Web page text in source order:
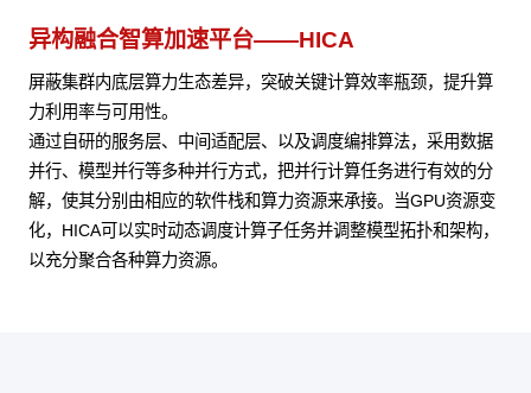
异构融合智算加速平台——HICA
屏蔽集群内底层算力生态差异，突破关键计算效率瓶颈，提升算
力利用率与可用性。
通过自研的服务层、中间适配层、以及调度编排算法，采用数据
并行、模型并行等多种并行方式，把并行计算任务进行有效的分
解，使其分别由相应的软件栈和算力资源来承接。当GPU资源变
化，HICA可以实时动态调度计算子任务并调整模型拓扑和架构，
以充分聚合各种算力资源。